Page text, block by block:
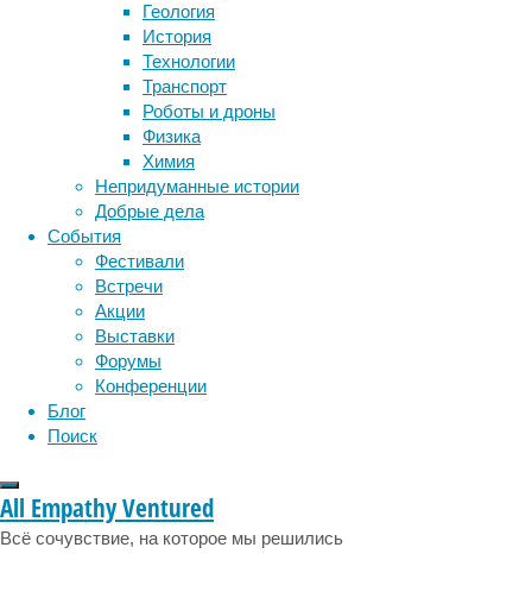
Геология
История
Технологии
Транспорт
Роботы и дроны
Физика
Химия
Непридуманные истории
Добрые дела
События
Фестивали
Встречи
Акции
Выставки
Форумы
Конференции
Блог
Поиск
All Empathy Ventured
Всё сочувствие, на которое мы решились
Учёные
давно
работают
над
тем,
чтобы
решить
эту
проблему,
и
Массачусетского
центрального
инструменты и методы
исследования
лекарства медицина
мозг наука
нейробиология
нейрофизиология
поведение
сон социальные проблемы
физиология
эмоции эпидемия